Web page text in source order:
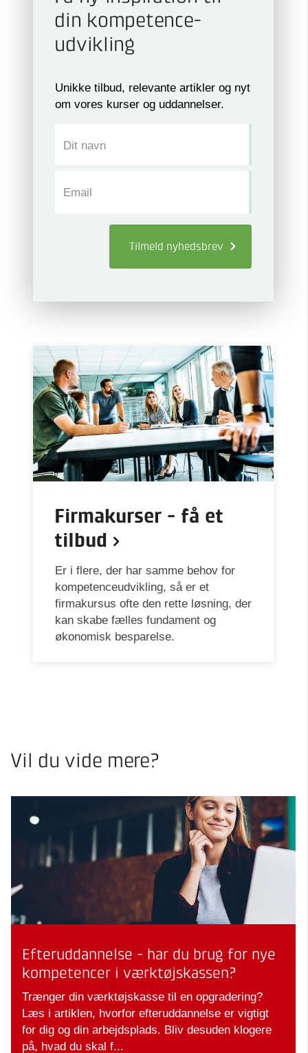
din kompetence­
udvikling
Unikke tilbud, relevante artikler og nyt
om vores kurser og uddannelser.
Dit navn
Email
Tilmeld nyhedsbrev
Firmakurser - få et
tilbud
Er i flere, der har samme behov for
kompetenceudvikling, så er et
firmakursus ofte den rette løsning, der
kan skabe fælles fundament og
økonomisk besparelse.
Vil du vide mere?
Efteruddannelse - har du brug for nye
kompetencer i værktøjskassen?
Trænger din værktøjskasse til en opgradering?
Læs i artiklen, hvorfor efteruddannelse er vigtigt
for dig og din arbejdsplads. Bliv desuden klogere
på, hvad du skal f...